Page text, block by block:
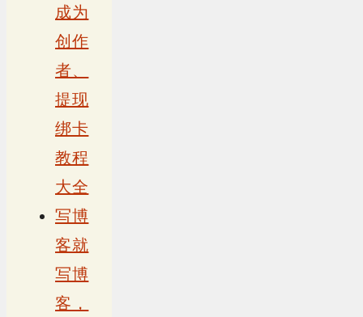
成为
创作
者、
提现
绑卡
教程
大全
写博
客就
写博
客，